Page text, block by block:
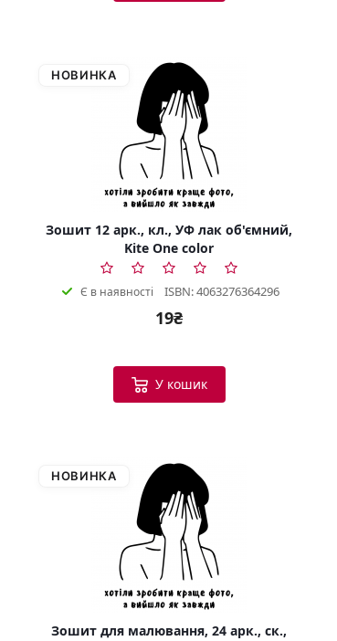
НОВИНКА
Зошит 12 арк., кл., УФ лак об'ємний,
Kite One color
Є в наявності ISBN: 4063276364296
19₴
У кошик
НОВИНКА
Зошит для малювання, 24 арк., ск.,